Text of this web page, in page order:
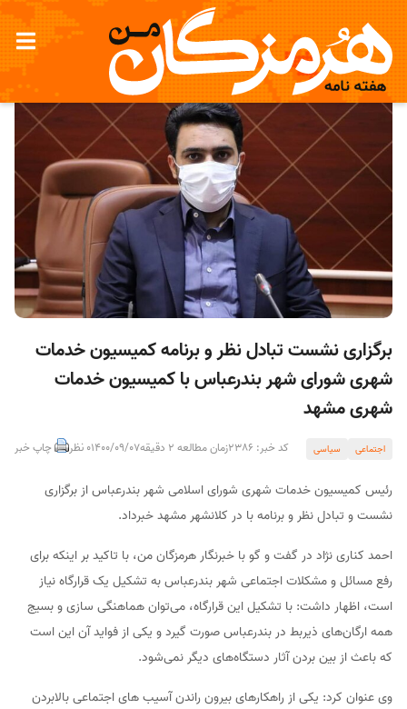
برگزاری نشست تبادل نظر و برنامه کمیسیون خدمات
شهری شورای شهر بندرعباس با كميسيون خدمات
شهری مشهد
اجتماعی سیاسی کد خبر: 2386 زمان مطالعه 2 دقیقه 1400/09/070 نظر چاپ خبر
رئیس کمیسیون خدمات شهری شورای اسلامی شهر بندرعباس از برگزاری
نشست و تبادل نظر و برنامه با در کلانشهر مشهد خبرداد.
احمد کناری نژاد در گفت و گو با خبرنگار هرمزگان من، با تاکید بر اینکه برای
رفع مسائل و مشکلات اجتماعی شهر بندرعباس به تشکیل یک قرارگاه نیاز
است، اظهار داشت: با تشکیل این قرارگاه، می‌توان هماهنگی سازی و بسیج
همه ارگان‌های ذیربط در بندرعباس صورت گیرد و یکی از فواید آن این است
که باعث از بین بردن آثار دستگاه‌های دیگر نمی‌شود.
وی عنوان کرد: یکی از راهکارهای بیرون راندن آسیب های اجتماعی بالابردن